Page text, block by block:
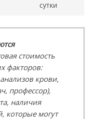
сутки
стоимость
факторов:
крови,
профессор),
наличия
которые могут